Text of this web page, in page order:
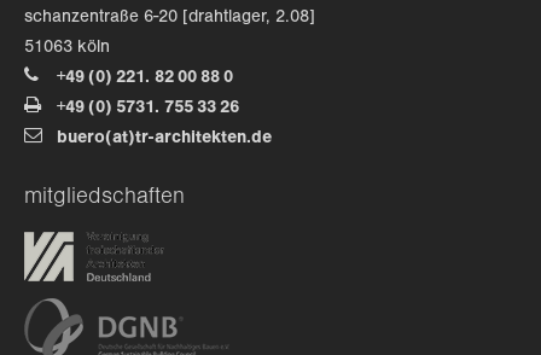
schanzentraße 6-20 [drahtlager, 2.08]
51063 köln
+49 (0) 221. 82 00 88 0
+49 (0) 5731. 755 33 26
buero(at)tr-architekten.de
mitgliedschaften